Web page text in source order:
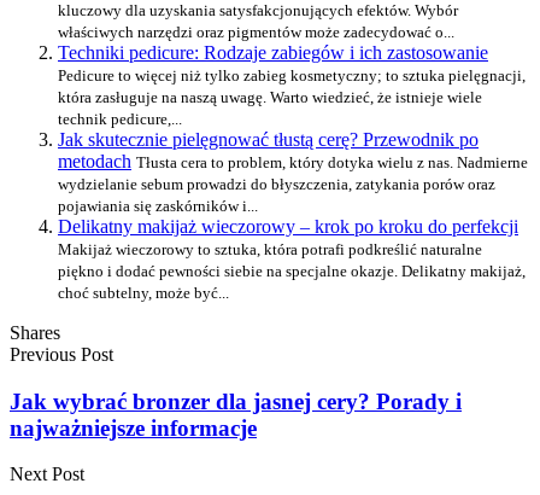
kluczowy dla uzyskania satysfakcjonujących efektów. Wybór
właściwych narzędzi oraz pigmentów może zadecydować o...
Techniki pedicure: Rodzaje zabiegów i ich zastosowanie
Pedicure to więcej niż tylko zabieg kosmetyczny; to sztuka pielęgnacji,
która zasługuje na naszą uwagę. Warto wiedzieć, że istnieje wiele
technik pedicure,...
Jak skutecznie pielęgnować tłustą cerę? Przewodnik po
metodach Tłusta cera to problem, który dotyka wielu z nas. Nadmierne
wydzielanie sebum prowadzi do błyszczenia, zatykania porów oraz
pojawiania się zaskórników i...
Delikatny makijaż wieczorowy – krok po kroku do perfekcji
Makijaż wieczorowy to sztuka, która potrafi podkreślić naturalne
piękno i dodać pewności siebie na specjalne okazje. Delikatny makijaż,
choć subtelny, może być...
Shares
Previous Post
Jak wybrać bronzer dla jasnej cery? Porady i
najważniejsze informacje
Next Post